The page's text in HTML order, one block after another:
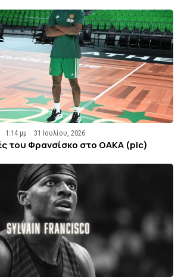
1:14 μμ 31 Ιουλίου, 2026
του Φρανσίσκο στο ΟΑΚΑ (pic)